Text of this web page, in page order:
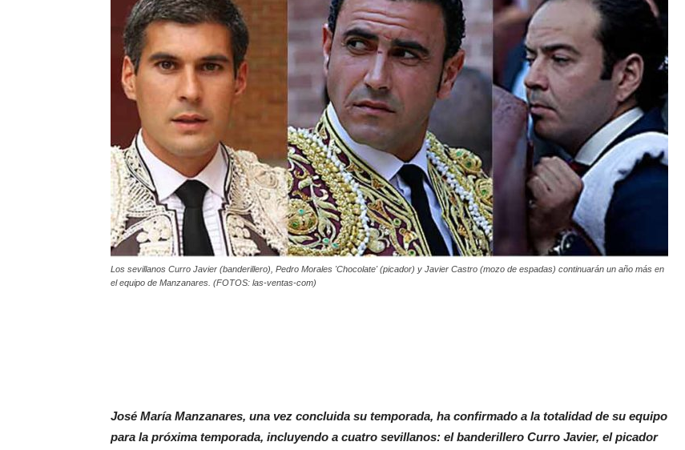
Los sevillanos Curro Javier (banderillero), Pedro Morales 'Chocolate' (picador) y Javier Castro (mozo de espadas) continuarán un año más en
el equipo de Manzanares. (FOTOS: las-ventas-com)
José María Manzanares, una vez concluida su temporada, ha confirmado a la totalidad de su equipo
para la próxima temporada, incluyendo a cuatro sevillanos: el banderillero Curro Javier, el picador